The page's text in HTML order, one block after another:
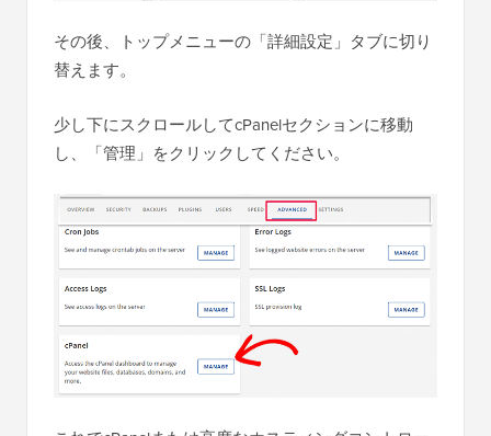
その後、トップメニューの「詳細設定」タブに切り
替えます。
少し下にスクロールしてcPanelセクションに移動
し、「管理」をクリックしてください。